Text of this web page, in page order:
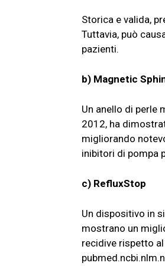
Storica e valida,
Tuttavia, può
pazienti.
b) Magnetic
Un anello di perle
2012, ha
migliorando
inibitori di pompa
c) RefluxStop
Un dispositivo in
mostrano un
recidive rispetto